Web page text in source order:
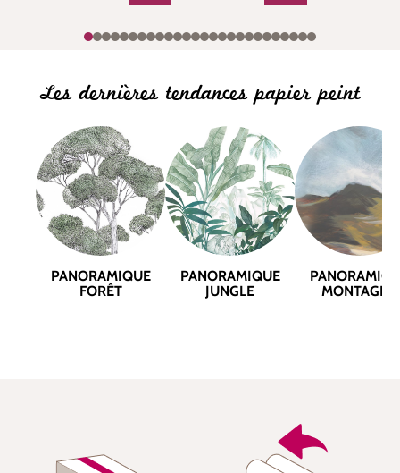
Les dernières tendances papier peint
PANORAMIQUE
FORÊT
PANORAMIQUE
JUNGLE
MONTAGNE